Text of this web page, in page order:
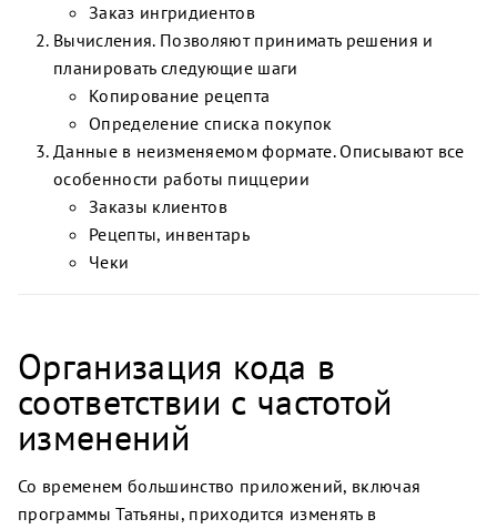
Заказ ингридиентов
Вычисления. Позволяют принимать решения и
планировать следующие шаги
Копирование рецепта
Определение списка покупок
Данные в неизменяемом формате. Описывают все
особенности работы пиццерии
Заказы клиентов
Рецепты, инвентарь
Чеки
Организация кода в
соответствии с частотой
изменений
Со временем большинство приложений, включая
программы Татьяны, приходится изменять в